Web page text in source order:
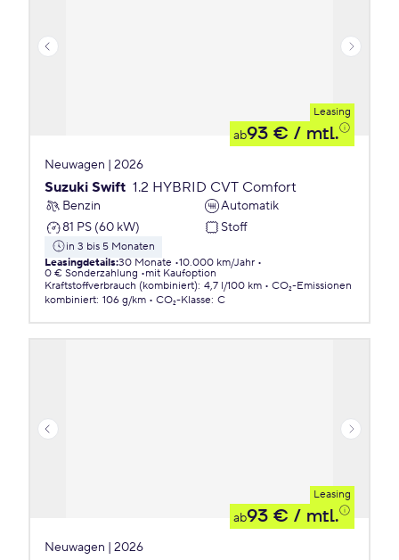
Leasing
ab93 € / mtl.
Neuwagen | 2026
Suzuki Swift 1.2 HYBRID CVT Comfort
Benzin
Automatik
81 PS (60 kW)
Stoff
in 3 bis 5 Monaten
Leasingdetails:30 Monate 10.000 km/Jahr
0 € Sonderzahlung
mit Kaufoption
Kraftstoffverbrauch (kombiniert): 4,7 l/100 km
CO₂-Emissionen
kombiniert: 106 g/km CO₂-Klasse: C
Leasing
ab93 € / mtl.
Neuwagen | 2026